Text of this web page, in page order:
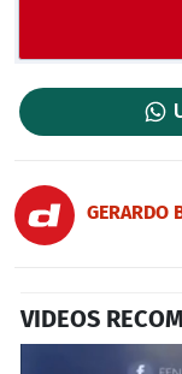
GERARDO
VIDEOS